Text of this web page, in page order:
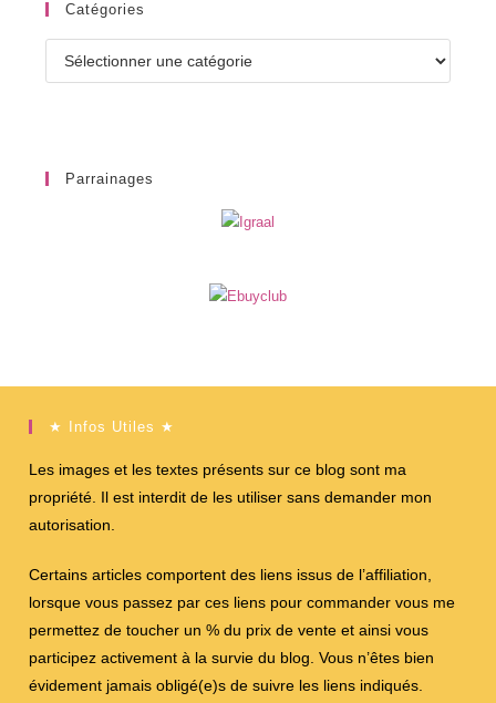
Catégories
Parrainages
★ Infos Utiles ★
Les images et les textes présents sur ce blog sont ma
propriété. Il est interdit de les utiliser sans demander mon
autorisation.
Certains articles comportent des liens issus de l’affiliation,
lorsque vous passez par ces liens pour commander vous me
permettez de toucher un % du prix de vente et ainsi vous
participez activement à la survie du blog. Vous n’êtes bien
évidement jamais obligé(e)s de suivre les liens indiqués.